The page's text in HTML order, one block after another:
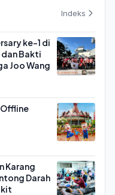
Indeks
ke-1 di
Bakti
Joo Wang
Offline
Karang
Darah